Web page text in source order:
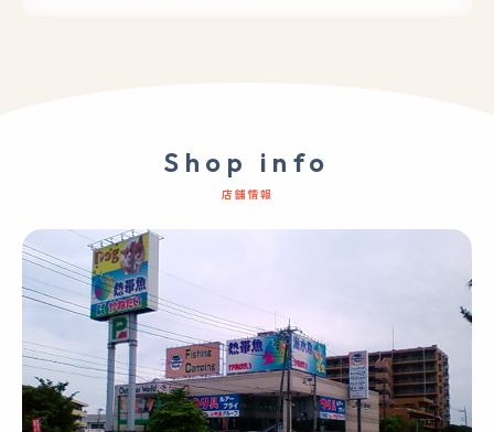
Shop info
店舗情報